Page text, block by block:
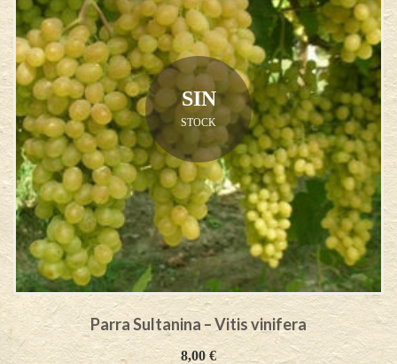
SIN
STOCK
Parra Sultanina – Vitis vinifera
8,00€